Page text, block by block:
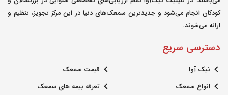
سلام. ممکن است علت سرگیجه، حالت تهوع،
عدم تعادل و گیجی مکرر در کودکان متنوع
دارد. اما برخی از علل ممکن عبارتند از: 1.
سرگیجه وستیبولا : این یک نوع سرگیجه
کودکان انجام می‌شود و جدیدترین سمعک‌های دنیا در این مرکز تجویز، تنظیم و
ارائه می‌شوند.
دسترسی سریع
نیک آوا
انواع سمعک
قیمت سمعک
تعرفه بیمه های سمعک